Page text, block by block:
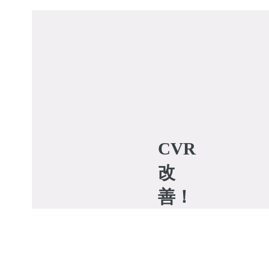
CVR
改
善！